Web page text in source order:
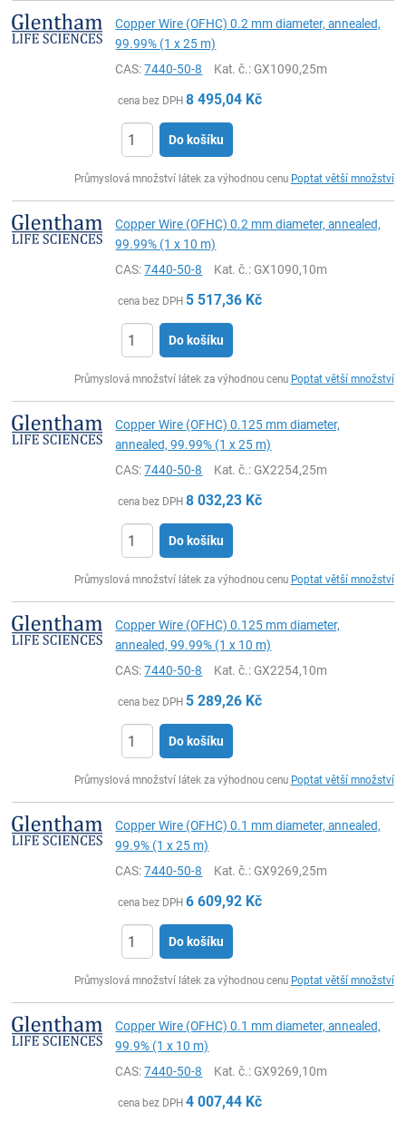
Copper Wire (OFHC) 0.2 mm diameter, annealed,
99.99% (1 x 25 m)
CAS:7440-50-8 Kat. č.: GX1090,25m
cena bez DPH 8 495,04 Kč
Do košíku
Průmyslová množství látek za výhodnou cenu Poptat větší množství
Copper Wire (OFHC) 0.2 mm diameter, annealed,
99.99% (1 x 10 m)
CAS:7440-50-8 Kat. č.: GX1090,10m
cena bez DPH 5 517,36 Kč
Do košíku
Průmyslová množství látek za výhodnou cenu Poptat větší množství
Copper Wire (OFHC) 0.125 mm diameter,
annealed, 99.99% (1 x 25 m)
CAS:7440-50-8 Kat. č.: GX2254,25m
cena bez DPH 8 032,23 Kč
Do košíku
Průmyslová množství látek za výhodnou cenu Poptat větší množství
Copper Wire (OFHC) 0.125 mm diameter,
annealed, 99.99% (1 x 10 m)
CAS:7440-50-8 Kat. č.: GX2254,10m
cena bez DPH 5 289,26 Kč
Do košíku
Průmyslová množství látek za výhodnou cenu Poptat větší množství
Copper Wire (OFHC) 0.1 mm diameter, annealed,
99.9% (1 x 25 m)
CAS:7440-50-8 Kat. č.: GX9269,25m
cena bez DPH 6 609,92 Kč
Do košíku
Průmyslová množství látek za výhodnou cenu Poptat větší množství
Copper Wire (OFHC) 0.1 mm diameter, annealed,
99.9% (1 x 10 m)
CAS:7440-50-8 Kat. č.: GX9269,10m
cena bez DPH 4 007,44 Kč